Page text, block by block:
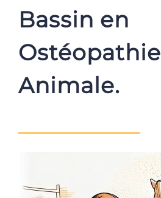
Bassin en
Ostéopathie
Animale.